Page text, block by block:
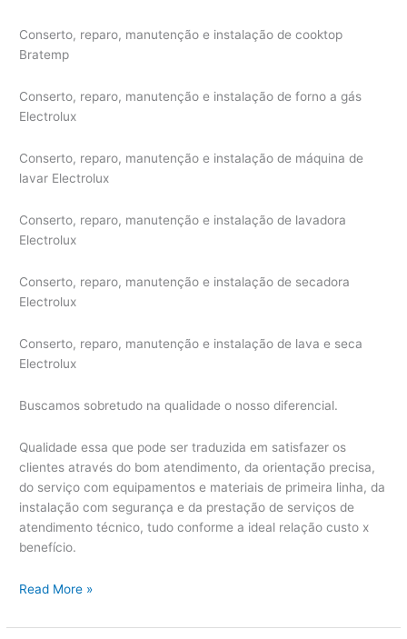
Conserto, reparo, manutenção e instalação de cooktop
Bratemp
Conserto, reparo, manutenção e instalação de forno a gás
Electrolux
Conserto, reparo, manutenção e instalação de máquina de
lavar Electrolux
Conserto, reparo, manutenção e instalação de lavadora
Electrolux
Conserto, reparo, manutenção e instalação de secadora
Electrolux
Conserto, reparo, manutenção e instalação de lava e seca
Electrolux
Buscamos sobretudo na qualidade o nosso diferencial.
Qualidade essa que pode ser traduzida em satisfazer os
clientes através do bom atendimento, da orientação precisa,
do serviço com equipamentos e materiais de primeira linha, da
instalação com segurança e da prestação de serviços de
atendimento técnico, tudo conforme a ideal relação custo x
benefício.
Vila
Baixa
Read More »